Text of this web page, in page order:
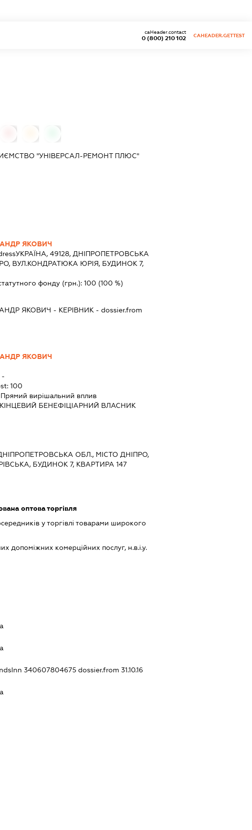
0 (800) 210 102
caHeader.contact
CAHEADER.GETTEST
"УНІВЕРСАЛ-РЕМОНТ ПЛЮС"
ЯКОВИЧ
УКРАЇНА, 49128, ДНІПРОПЕТРОВСЬКА
ВУЛ.КОНДРАТЮКА ЮРІЯ, БУДИНОК 7,
фонду (грн.):100 (100 %)
ЯКОВИЧ - КЕРІВНИК - dossier.from
ЯКОВИЧ
-
100
Прямий вирішальний вплив
КІНЦЕВИЙ БЕНЕФІЦІАРНИЙ ВЛАСНИК
ОБЛ., МІСТО ДНІПРО,
БУДИНОК 7, КВАРТИРА 147
оптова торгівля
у торгівлі товарами широкого
допоміжних комерційних послуг, н.в.і.у.
340607804675dossier.from 31.10.16